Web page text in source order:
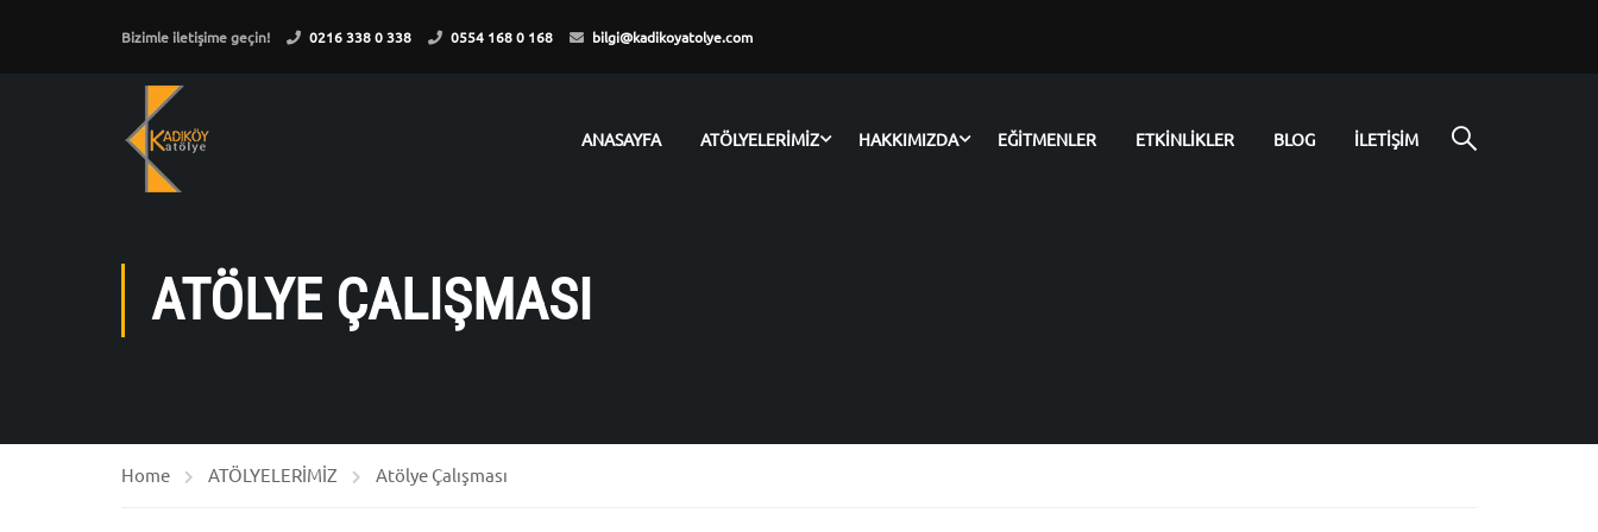
Bizimle iletişime geçin! 0216 338 0 338 0554 168 0 168 bilgi@kadikoyatolye.com
ANASAYFA ATÖLYELERİMİZ HAKKIMIZDA EĞİTMENLER ETKİNLİKLER BLOG İLETİŞİM
ATÖLYE ÇALIŞMASI
Home ATÖLYELERİMİZ Atölye Çalışması